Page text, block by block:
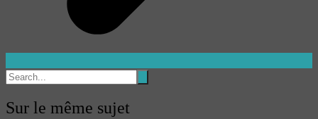
Sur le même sujet